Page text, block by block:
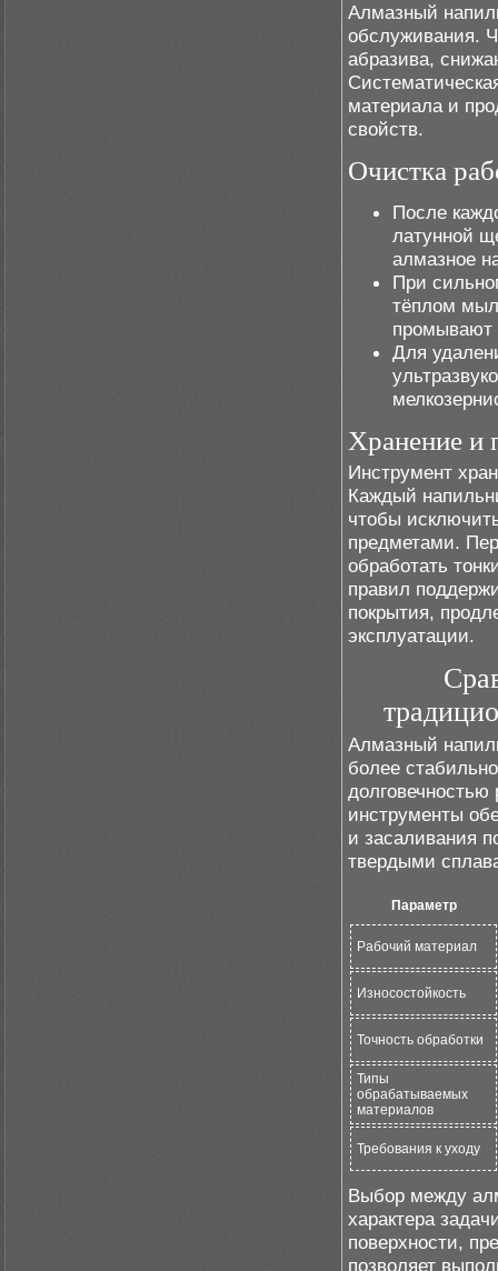
Алмазный
обслуживания.
абразива,
материала и
свойств.
Очистка
После
латунной
алмазное
При
тёплом
промывают
Для
Хранение и
Инструмент
Каждый
чтобы
предметами.
обработать
правил
покрытия,
эксплуатации.
Алмазный
более
долговечностью
инструменты
и засаливания
твердыми
Параметр
Рабочий материал
Износостойкость
Точность обработки
Типы
обрабатываемых
материалов
Требования к уходу
Выбор между
характера
поверхности,
позволяет